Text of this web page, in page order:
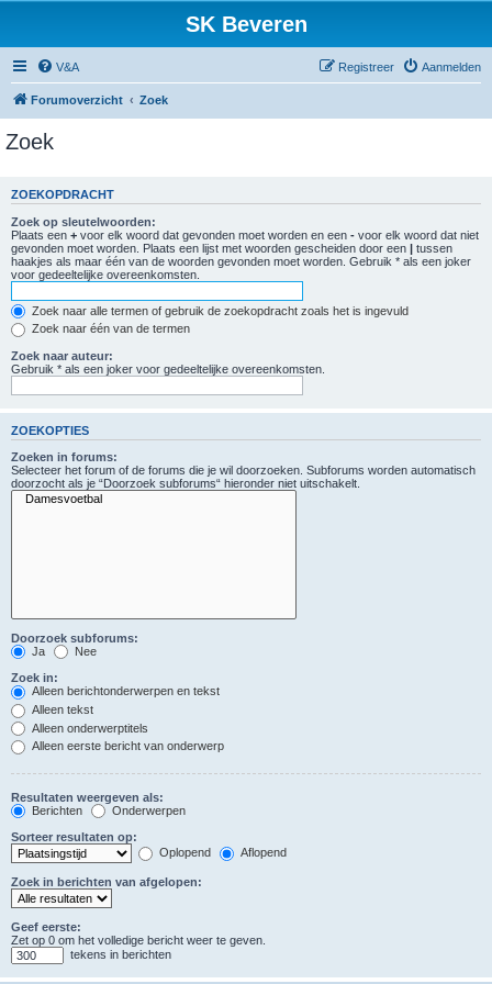
SK Beveren
V&A Aanmelden
Registreer
Forumoverzicht Zoek
Zoek
ZOEKOPDRACHT
Zoek op sleutelwoorden:
Plaats een + voor elk woord dat gevonden moet worden en een - voor elk woord dat niet
gevonden moet worden. Plaats een lijst met woorden gescheiden door een | tussen
haakjes als maar één van de woorden gevonden moet worden. Gebruik * als een joker
voor gedeeltelijke overeenkomsten.
Zoek naar alle termen of gebruik de zoekopdracht zoals het is ingevuld
Zoek naar één van de termen
Zoek naar auteur:
Gebruik * als een joker voor gedeeltelijke overeenkomsten.
ZOEKOPTIES
Zoeken in forums:
Selecteer het forum of de forums die je wil doorzoeken. Subforums worden automatisch
doorzocht als je “Doorzoek subforums“ hieronder niet uitschakelt.
Doorzoek subforums:
Ja
Nee
Zoek in:
Alleen berichtonderwerpen en tekst
Alleen tekst
Alleen onderwerptitels
Alleen eerste bericht van onderwerp
Resultaten weergeven als:
Berichten
Onderwerpen
Sorteer resultaten op:
Oplopend
Aflopend
Zoek in berichten van afgelopen:
Geef eerste:
Zet op 0 om het volledige bericht weer te geven.
tekens in berichten